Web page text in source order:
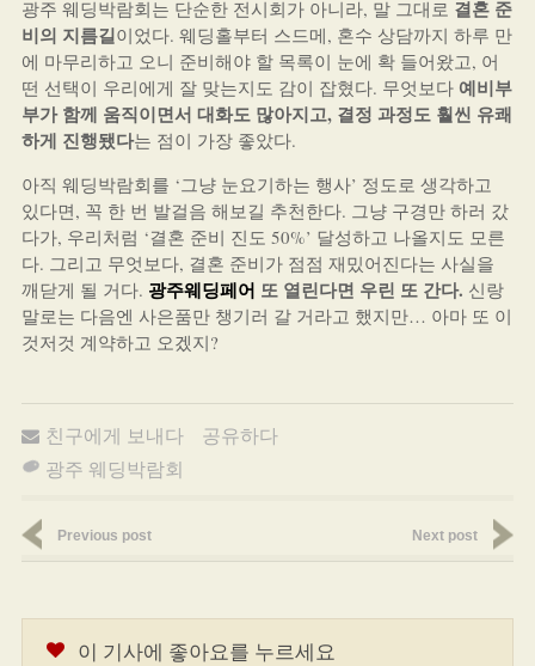
광주 웨딩박람회는 단순한 전시회가 아니라, 말 그대로 결혼 준
비의 지름길이었다. 웨딩홀부터 스드메, 혼수 상담까지 하루 만
에 마무리하고 오니 준비해야 할 목록이 눈에 확 들어왔고, 어
떤 선택이 우리에게 잘 맞는지도 감이 잡혔다. 무엇보다 예비부
부가 함께 움직이면서 대화도 많아지고, 결정 과정도 훨씬 유쾌
하게 진행됐다는 점이 가장 좋았다.
아직 웨딩박람회를 ‘그냥 눈요기하는 행사’ 정도로 생각하고
있다면, 꼭 한 번 발걸음 해보길 추천한다. 그냥 구경만 하러 갔
다가, 우리처럼 ‘결혼 준비 진도 50%’ 달성하고 나올지도 모른
다. 그리고 무엇보다, 결혼 준비가 점점 재밌어진다는 사실을
깨닫게 될 거다. 광주웨딩페어 또 열린다면 우린 또 간다. 신랑
말로는 다음엔 사은품만 챙기러 갈 거라고 했지만… 아마 또 이
것저것 계약하고 오겠지?
친구에게 보내다
공유하다
광주 웨딩박람회
Previous post Next post
이 기사에 좋아요를 누르세요